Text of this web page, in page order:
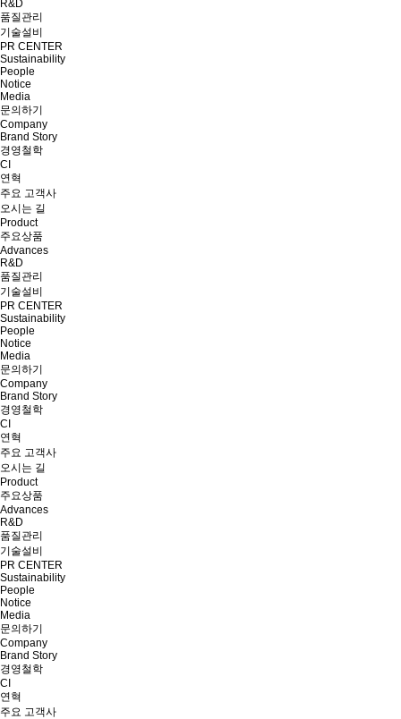
R&D
품질관리
기술설비
PR CENTER
Sustainability
People
Notice
Media
문의하기
Company
Brand Story
경영철학
CI
연혁
주요 고객사
오시는 길
Product
주요상품
Advances
R&D
품질관리
기술설비
PR CENTER
Sustainability
People
Notice
Media
문의하기
Company
Brand Story
경영철학
CI
연혁
주요 고객사
오시는 길
Product
주요상품
Advances
R&D
품질관리
기술설비
PR CENTER
Sustainability
People
Notice
Media
문의하기
Company
Brand Story
경영철학
CI
연혁
주요 고객사